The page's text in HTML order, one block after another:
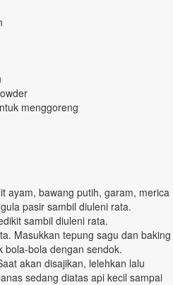
menggoreng
ayam, bawang putih, garam, merica
pasir sambil diuleni rata.
sambil diuleni rata.
Masukkan tepung sagu dan baking
bola-bola dengan sendok.
akan disajikan, lelehkan lalu
sedang diatas api kecil sampai